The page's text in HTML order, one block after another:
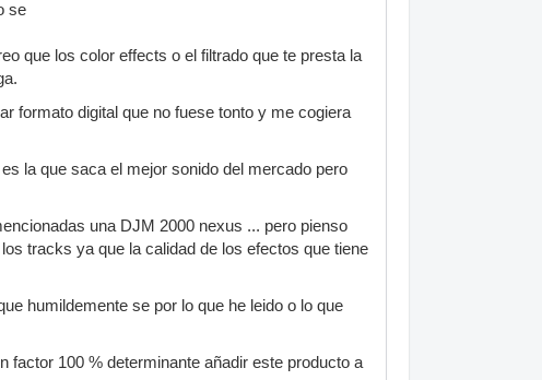
se
que los color effects o el filtrado que te presta la
formato digital que no fuese tonto y me cogiera
la que saca el mejor sonido del mercado pero
una DJM 2000 nexus ... pero pienso
tracks ya que la calidad de los efectos que tiene
humildemente se por lo que he leido o lo que
factor 100 % determinante añadir este producto a